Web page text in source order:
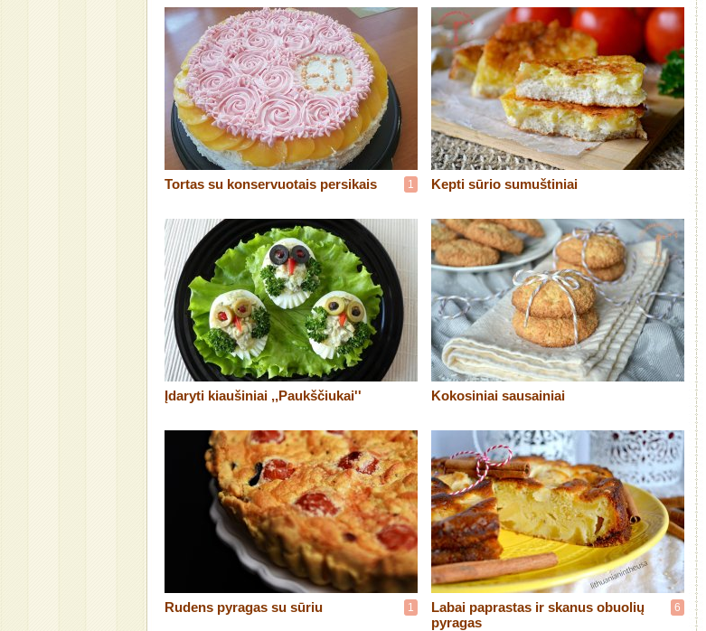
Tortas su konservuotais persikais 1 Kepti sūrio sumuštiniai
Įdaryti kiaušiniai ,,Paukščiukai'' Kokosiniai sausainiai
Rudens pyragas su sūriu 1
Labai paprastas ir skanus obuolių
pyragas
6